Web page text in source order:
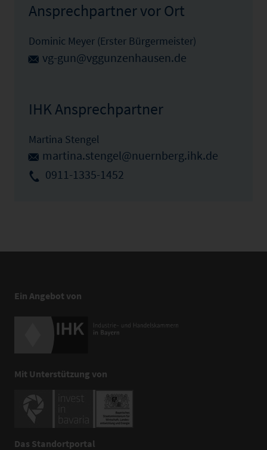
Ansprechpartner vor Ort
Dominic Meyer (Erster Bürgermeister)
vg-gun@vggunzenhausen.de
IHK Ansprechpartner
Martina Stengel
martina.stengel@nuernberg.ihk.de
0911-1335-1452
Ein Angebot von
Mit Unterstützung von
Das Standortportal